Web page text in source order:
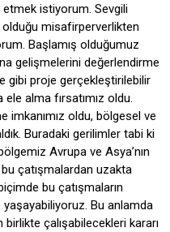
istiyorum. Sevgili
olduğu misafirperverlikten
Başlamış olduğumuz
gelişmelerini değerlendirme
gibi proje gerçekleştirilebilir
alma fırsatımız oldu.
imkanımız oldu, bölgesel ve
Buradaki gerilimler tabi ki
Avrupa ve Asya’nın
çatışmalardan uzakta
bu çatışmaların
yaşayabiliyoruz. Bu anlamda
birlikte çalışabilecekleri kararı